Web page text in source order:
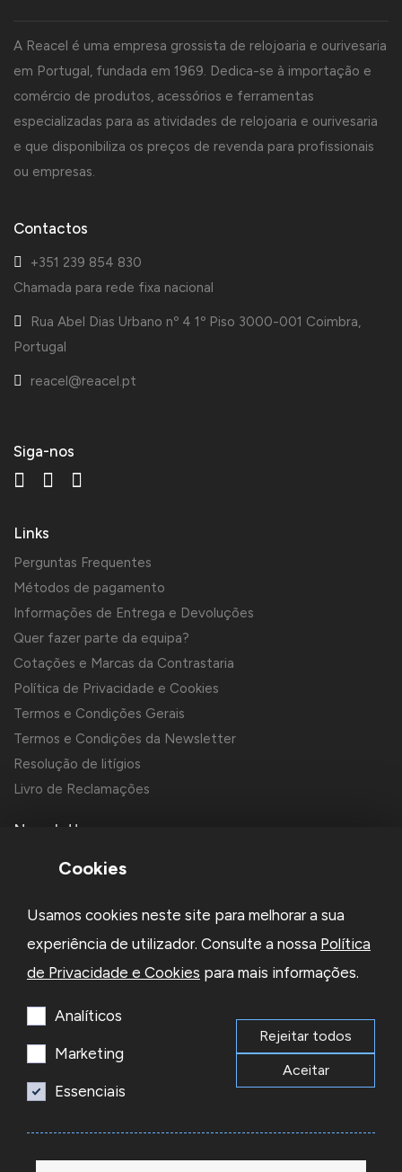
A Reacel é uma empresa grossista de relojoaria e ourivesaria
em Portugal, fundada em 1969. Dedica-se à importação e
comércio de produtos, acessórios e ferramentas
especializadas para as atividades de relojoaria e ourivesaria
e que disponibiliza os preços de revenda para profissionais
ou empresas.
Contactos
+351 239 854 830
Chamada para rede fixa nacional
Rua Abel Dias Urbano nº 4 1º Piso 3000-001 Coimbra,
Portugal
reacel@reacel.pt
Siga-nos
Links
Perguntas Frequentes
Métodos de pagamento
Informações de Entrega e Devoluções
Quer fazer parte da equipa?
Cotações e Marcas da Contrastaria
Política de Privacidade e Cookies
Termos e Condições Gerais
Termos e Condições da Newsletter
Resolução de litígios
Livro de Reclamações
Newsletter
Li e aceito aPolítica de Privacidadee os Termos e Condições
Subscrever
© 2026 Reacel Todos os direitos reservados.
Cookies
Usamos cookies neste site para melhorar a sua
experiência de utilizador. Consulte a nossa Política
de Privacidade e Cookies para mais informações.
Analíticos
Marketing
Essenciais
Rejeitar todos
Aceitar